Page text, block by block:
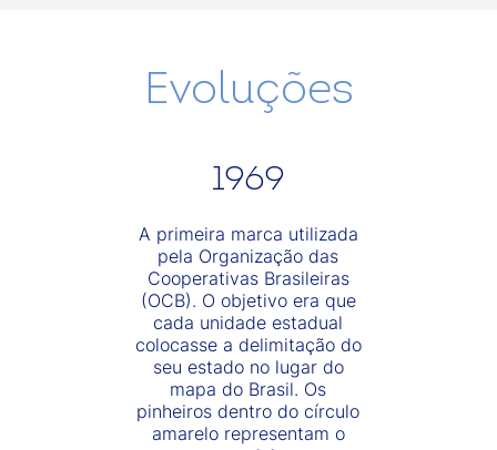
Evoluções
1969
A primeira marca utilizada
pela Organização das
Cooperativas Brasileiras
(OCB). O objetivo era que
cada unidade estadual
colocasse a delimitação do
seu estado no lugar do
mapa do Brasil. Os
pinheiros dentro do círculo
amarelo representam o